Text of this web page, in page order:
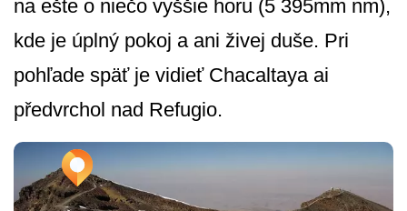
na ešte o niečo vyššie horu (5 395mm nm),
kde je úplný pokoj a ani živej duše. Pri
pohľade späť je vidieť Chacaltaya ai
předvrchol nad Refugio.